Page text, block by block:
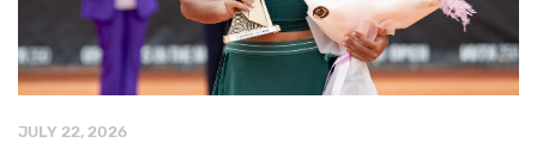
JULY 22, 2026